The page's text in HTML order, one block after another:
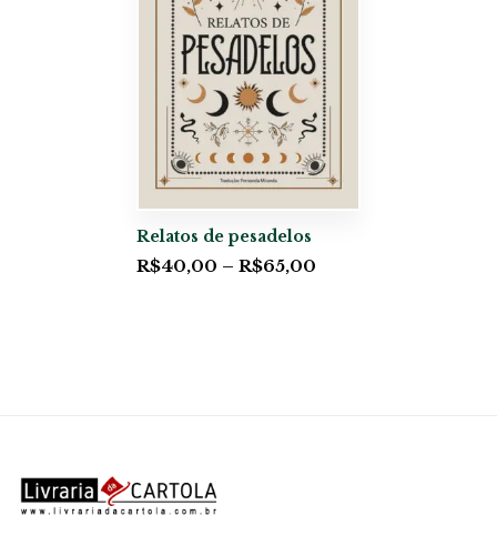
Relatos de pesadelos
R$40,00 – R$65,00